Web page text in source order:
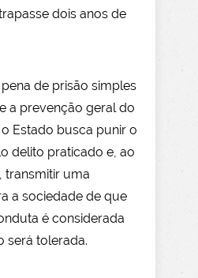
dois anos de
de prisão simples
a prevenção geral do
Estado busca punir o
delito praticado e, ao
transmitir uma
a sociedade de que
é considerada
será tolerada.